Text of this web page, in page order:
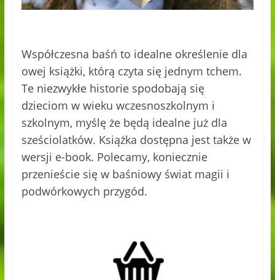
Współczesna baśń to idealne określenie dla
owej książki, którą czyta się jednym tchem.
Te niezwykłe historie spodobają się
dzieciom w wieku wczesnoszkolnym i
szkolnym, myślę że będą idealne już dla
sześciolatków. Książka dostępna jest także w
wersji e-book. Polecamy, koniecznie
przenieście się w baśniowy świat magii i
podwórkowych przygód.